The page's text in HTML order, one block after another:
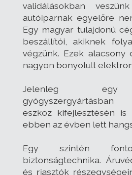
validálásokban
autóiparnak egyelőre
Egy magyar tulajdonú
beszállítói, akiknek
végzünk. Ezek alacsony
nagyon bonyolult
Jelenleg egy
gyógyszergyártásban
eszköz kifejlesztésén is
ebben az évben lett
Egy szintén
biztonságtechnika.
és riasztók